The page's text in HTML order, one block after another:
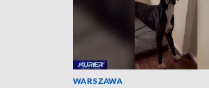
WARSZAWA